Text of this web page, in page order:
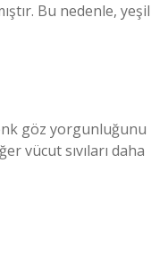
Bu nedenle, yeşil
göz yorgunluğunu
vücut sıvıları daha